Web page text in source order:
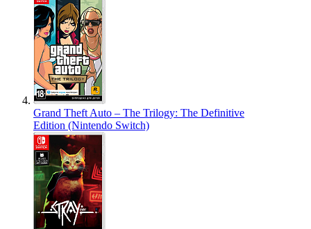
Grand Theft Auto – The Trilogy: The Definitive
Edition (Nintendo Switch)